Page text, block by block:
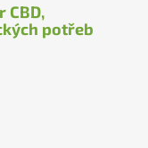
CBD,
potřeb